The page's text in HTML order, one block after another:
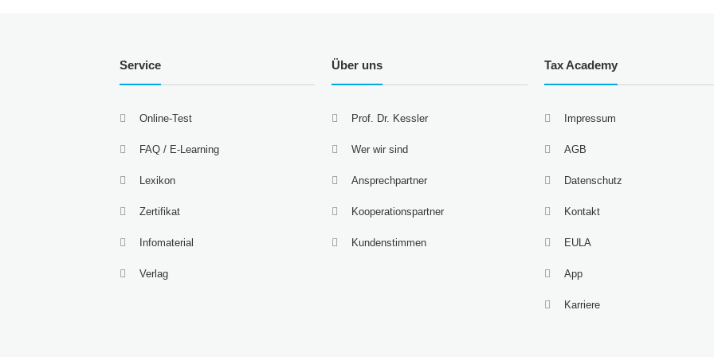
Service
Online-Test
FAQ / E-Learning
Lexikon
Zertifikat
Infomaterial
Verlag
Über uns
Prof. Dr. Kessler
Wer wir sind
Ansprechpartner
Kooperationspartner
Kundenstimmen
Tax Academy
Impressum
AGB
Datenschutz
Kontakt
EULA
App
Karriere